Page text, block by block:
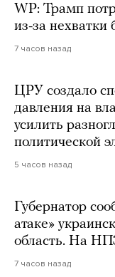
WP: Трамп
из-за нехватки
7 часов назад
ЦРУ создало
давления на
усилить
политической
5 часов назад
Губернатор
атаке»
область. На
7 часов назад